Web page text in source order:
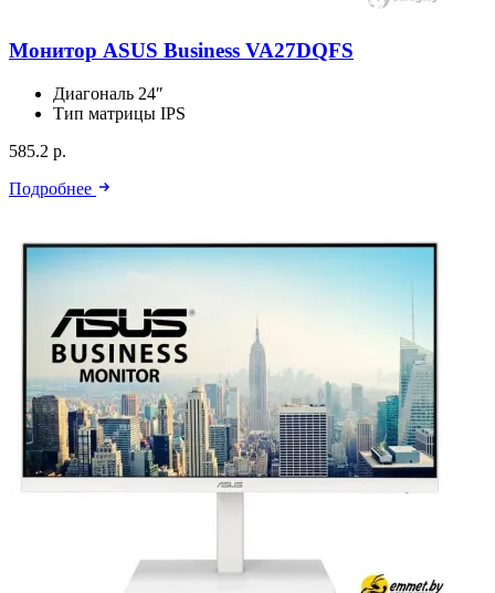
Монитор ASUS Business VA27DQFS
Диагональ 24″
Тип матрицы IPS
585.2 р.
Подробнее